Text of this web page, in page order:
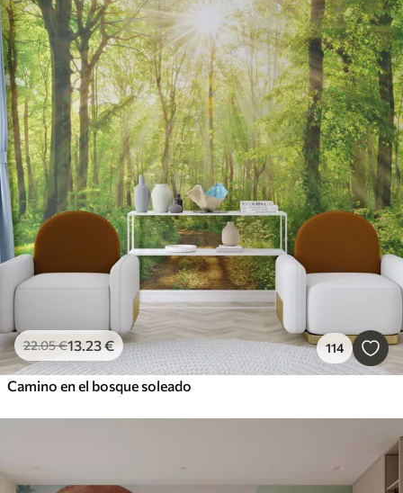
22.05€13.23€ 114
Camino en el bosque soleado